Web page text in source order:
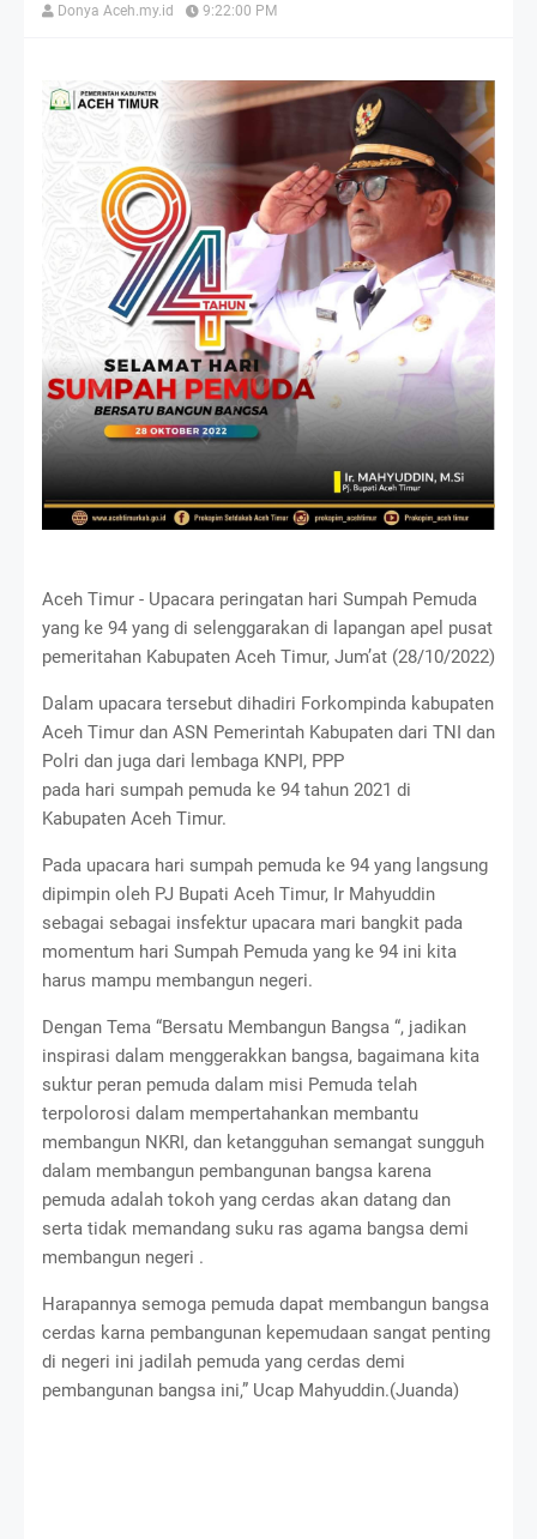
Donya Aceh.my.id 9:22:00 PM
Aceh Timur - Upacara peringatan hari Sumpah Pemuda
yang ke 94 yang di selenggarakan di lapangan apel pusat
pemeritahan Kabupaten Aceh Timur, Jum’at (28/10/2022)
Dalam upacara tersebut dihadiri Forkompinda kabupaten
Aceh Timur dan ASN Pemerintah Kabupaten dari TNI dan
Polri dan juga dari lembaga KNPI, PPP
pada hari sumpah pemuda ke 94 tahun 2021 di
Kabupaten Aceh Timur.
Pada upacara hari sumpah pemuda ke 94 yang langsung
dipimpin oleh PJ Bupati Aceh Timur, Ir Mahyuddin
sebagai sebagai insfektur upacara mari bangkit pada
momentum hari Sumpah Pemuda yang ke 94 ini kita
harus mampu membangun negeri.
Dengan Tema “Bersatu Membangun Bangsa “, jadikan
inspirasi dalam menggerakkan bangsa, bagaimana kita
suktur peran pemuda dalam misi Pemuda telah
terpolorosi dalam mempertahankan membantu
membangun NKRI, dan ketangguhan semangat sungguh
dalam membangun pembangunan bangsa karena
pemuda adalah tokoh yang cerdas akan datang dan
serta tidak memandang suku ras agama bangsa demi
membangun negeri .
Harapannya semoga pemuda dapat membangun bangsa
cerdas karna pembangunan kepemudaan sangat penting
di negeri ini jadilah pemuda yang cerdas demi
pembangunan bangsa ini,” Ucap Mahyuddin.(Juanda)